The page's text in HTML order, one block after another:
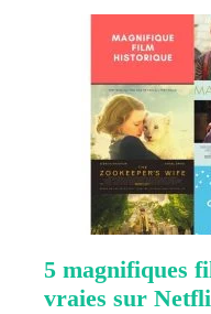
5 magnifiques
vraies sur